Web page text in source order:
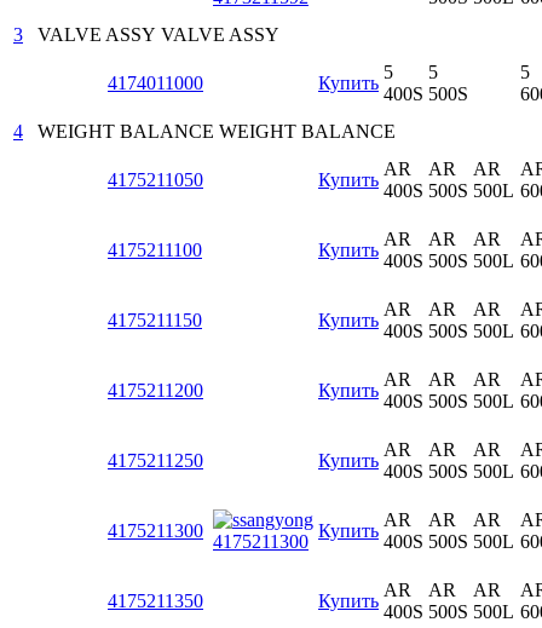
3
VALVE ASSY VALVE ASSY
4174011000 Купить
5
400S
5
500S
5
4
WEIGHT BALANCE WEIGHT BALANCE
4175211050 Купить
AR
400S
AR
500S
AR
500L
4175211100 Купить
AR
400S
AR
500S
AR
500L
4175211150 Купить
AR
400S
AR
500S
AR
500L
4175211200 Купить
AR
400S
AR
500S
AR
500L
4175211250 Купить
AR
400S
AR
500S
AR
500L
4175211300 Купить
AR
400S
AR
500S
AR
500L
4175211350 Купить
AR
400S
AR
500S
AR
500L